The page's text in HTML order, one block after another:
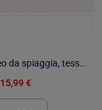
Telo pareo da spiaggia, tessuto in rilievo, fouta - Gamusi.
15,99 €